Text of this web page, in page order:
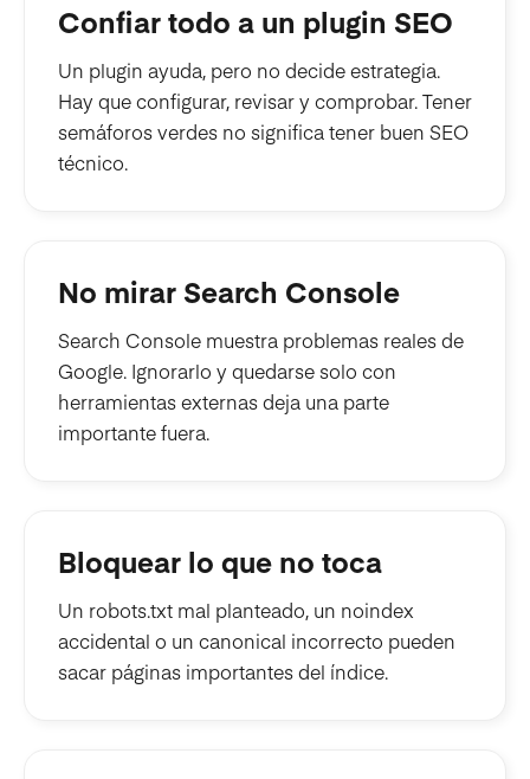
Confiar todo a un plugin SEO
Un plugin ayuda, pero no decide estrategia.
Hay que configurar, revisar y comprobar. Tener
semáforos verdes no significa tener buen SEO
técnico.
No mirar Search Console
Search Console muestra problemas reales de
Google. Ignorarlo y quedarse solo con
herramientas externas deja una parte
importante fuera.
Bloquear lo que no toca
Un robots.txt mal planteado, un noindex
accidental o un canonical incorrecto pueden
sacar páginas importantes del índice.